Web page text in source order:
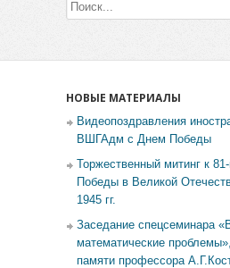
НОВЫЕ МАТЕРИАЛЫ
Видеопоздравления
ВШГАдм с Днем Победы
Торжественный митинг к
Победы в Великой
1945 гг.
Заседание спецсеминара
математические
памяти профессора